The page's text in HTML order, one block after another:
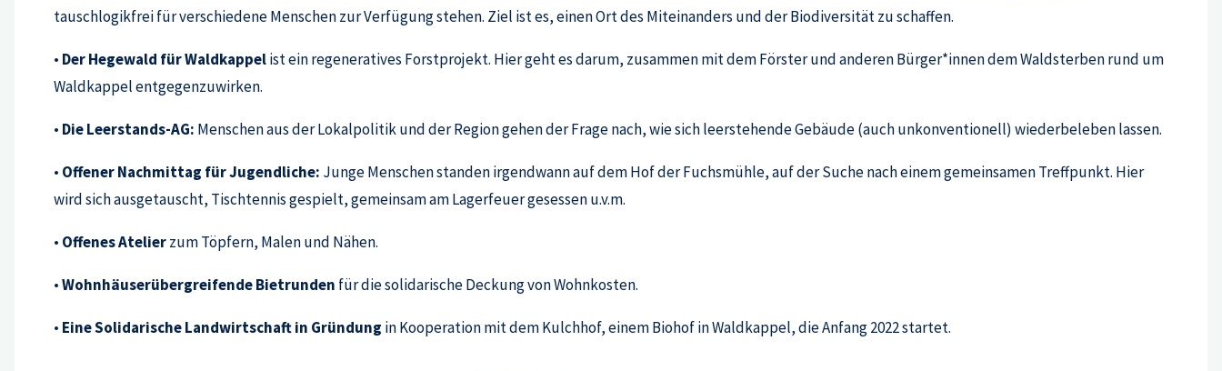
tauschlogikfrei für verschiedene Menschen zur Verfügung stehen. Ziel ist es, einen Ort des Miteinanders und der Biodiversität zu schaffen.
• Der Hegewald für Waldkappelist ein regeneratives Forstprojekt. Hier geht es darum, zusammen mit dem Förster und anderen Bürger*innen dem Waldsterben rund um
Waldkappel entgegenzuwirken.
• Die Leerstands-AG: Menschen aus der Lokalpolitik und der Region gehen der Frage nach, wie sich leerstehende Gebäude (auch unkonventionell) wiederbeleben lassen.
• Offener Nachmittag für Jugendliche: Junge Menschen standen irgendwann auf dem Hof der Fuchsmühle, auf der Suche nach einem gemeinsamen Treffpunkt. Hier
wird sich ausgetauscht, Tischtennis gespielt, gemeinsam am Lagerfeuer gesessen u.v.m.
• Offenes Atelierzum Töpfern, Malen und Nähen.
•Wohnhäuserübergreifende Bietrunden für die solidarische Deckung von Wohnkosten.
• Eine Solidarische Landwirtschaft in Gründung in Kooperation mit dem Kulchhof, einem Biohof in Waldkappel, die Anfang 2022 startet.